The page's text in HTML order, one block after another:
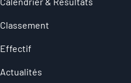
Classement
Effectif
Actualités